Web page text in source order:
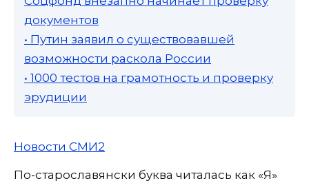
документов
• Путин заявил о существовавшей
возможности раскола России
• 1000 тестов на грамотность и проверку
эрудиции
Новости СМИ2
По-старославянски буква читалась как «Я»